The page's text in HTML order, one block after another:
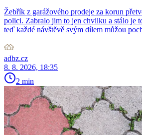
Žebřík z garážového prodeje za korun
polici. Zabralo jim to jen chvilku a stálo je
teď každé návštěvě svým dílem můžou
adbz.cz
8. 8. 2026, 18:35
2 min